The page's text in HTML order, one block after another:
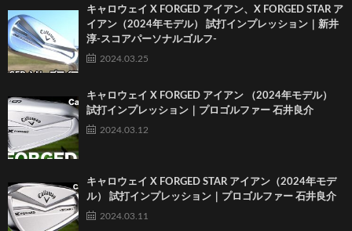
キャロウェイ X FORGED アイアン、X FORGED STAR ア
イアン（2024年モデル） 試打インプレッション｜新井
淳-スコアパーソナルゴルフ-
2024.03.25
キャロウェイ X FORGED アイアン （2024年モデル）
試打インプレッション｜プロゴルファー 石井良介
2024.03.12
キャロウェイ X FORGED STAR アイアン（2024年モデ
ル） 試打インプレッション｜プロゴルファー 石井良介
2024.03.11